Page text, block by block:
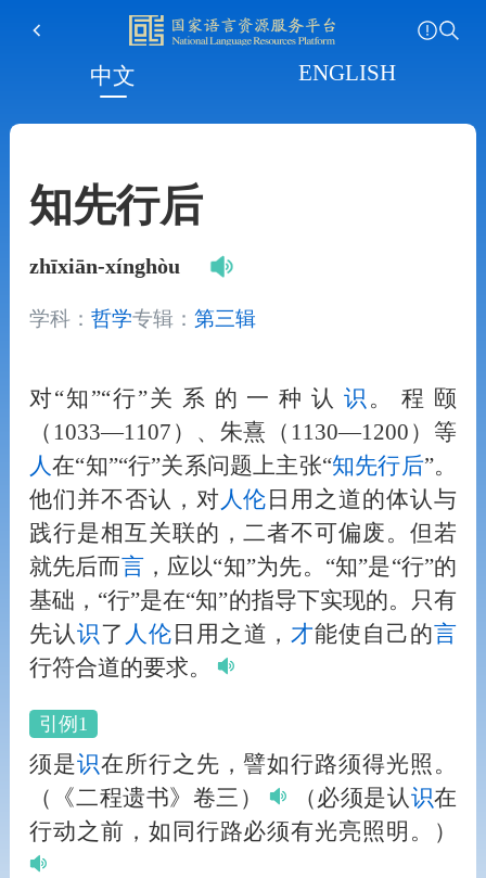
中文 ENGLISH
知先行后
zhīxiān-xínghòu
学科： 哲学专辑： 第三辑
对“知”“行”关 系 的 一 种 认识 。 程 颐
（1033—1107）、朱熹（1130—1200）等
人在“知”“行”关系问题上主张“知先行后”。
他们并不否认，对 人伦 日用之道的体认与
践行是相互关联的，二者不可偏废。但若
就先后而言，应以“知”为先。“知”是“行”的
基础，“行”是在“知”的指导下实现的。只有
先认识了 人 伦 日用之道， 才能使自己的言
行符合道的要求。
引例1
须是识在所行之先，譬如行路须得光照。
（《二程遗书》卷三）
（必须是认识在
行动之前，如同行路必须有光亮照明。）